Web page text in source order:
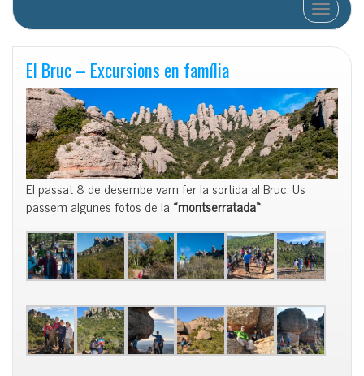
Cambiar
El Bruc – Excursions en família
El passat 8 de desembe vam fer la sortida al Bruc. Us
passem algunes fotos de la «montserratada»: